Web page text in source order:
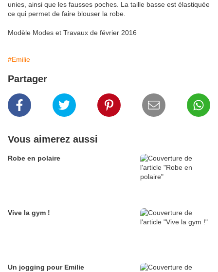
unies, ainsi que les fausses poches. La taille basse est élastiquée
ce qui permet de faire blouser la robe.
Modèle Modes et Travaux de février 2016
#Emilie
Partager
Vous aimerez aussi
Robe en polaire
Vive la gym !
Un jogging pour Emilie